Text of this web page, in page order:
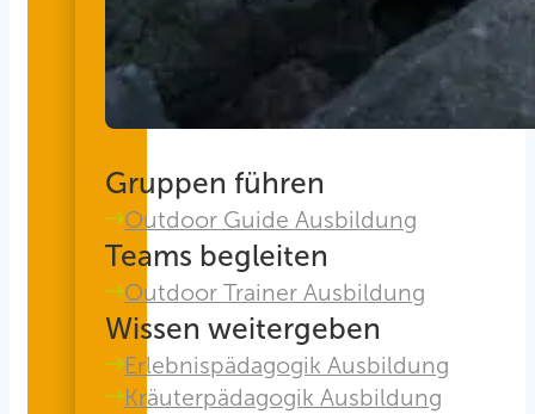
Gruppen führen
Outdoor Guide Ausbildung
Teams begleiten
Outdoor Trainer Ausbildung
Wissen weitergeben
Erlebnispädagogik Ausbildung
Kräuterpädagogik Ausbildung